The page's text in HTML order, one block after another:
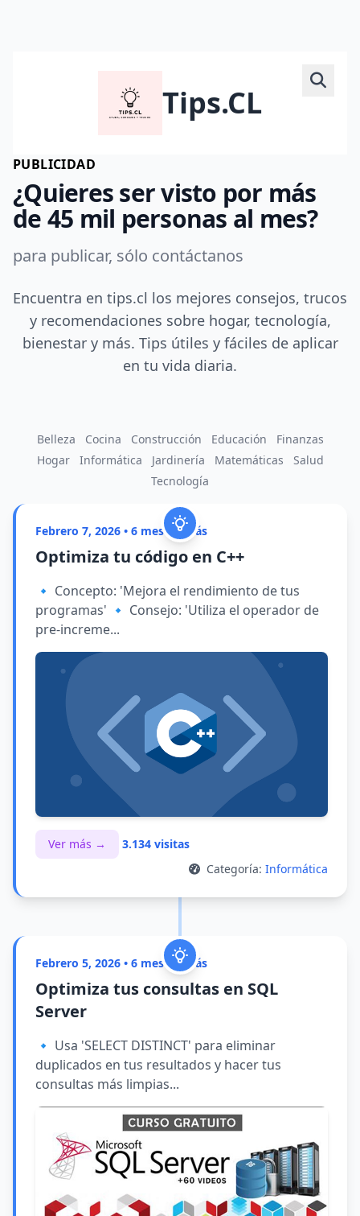
Tips.CL
PUBLICIDAD
¿Quieres ser visto por más
de 45 mil personas al mes?
para publicar, sólo contáctanos
Encuentra en tips.cl los mejores consejos, trucos
y recomendaciones sobre hogar, tecnología,
bienestar y más. Tips útiles y fáciles de aplicar
en tu vida diaria.
Belleza Cocina Construcción Educación
Finanzas
Hogar
Informática Jardinería Matemáticas
Salud
Tecnología
Febrero 7, 2026 • 6 meses atrás
Optimiza tu código en C++
🔹 Concepto: 'Mejora el rendimiento de tus
programas' 🔹 Consejo: 'Utiliza el operador de
pre-increme...
Ver más →
3.134 visitas
Categoría: Informática
Febrero 5, 2026 • 6 meses atrás
Optimiza tus consultas en SQL
Server
🔹 Usa 'SELECT DISTINCT' para eliminar
duplicados en tus resultados y hacer tus
consultas más limpias...